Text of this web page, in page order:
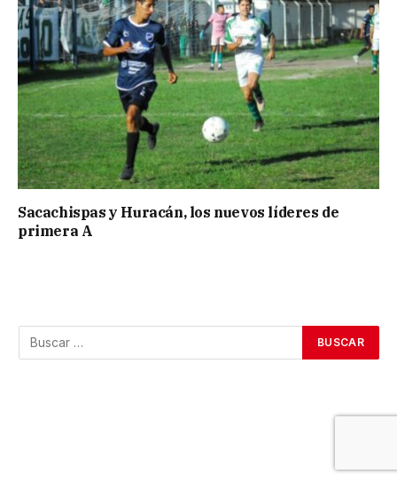
Sacachispas y Huracán, los nuevos líderes de
primera A